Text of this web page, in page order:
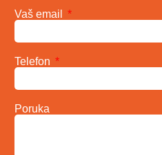
Vaš email
Telefon
Poruka